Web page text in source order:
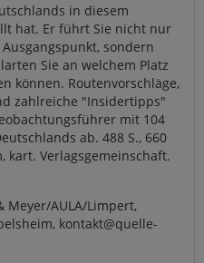
in diesem
hat. Er führt Sie nicht nur
sondern
Sie an welchem Platz
können. Routenvorschläge,
zahlreiche "Insidertipps"
mit 104
ab. 488 S., 660
kart. Verlagsgemeinschaft.
Meyer/AULA/Limpert,
kontakt@quelle-